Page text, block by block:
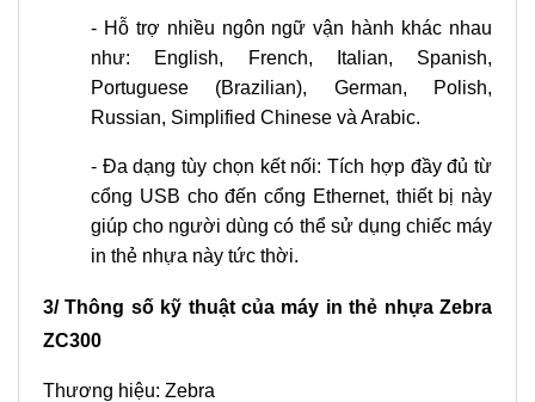
- Hỗ trợ nhiều ngôn ngữ vận hành khác nhau
như: English, French, Italian, Spanish,
Portuguese (Brazilian), German, Polish,
Russian, Simplified Chinese và Arabic.
- Đa dạng tùy chọn kết nối: Tích hợp đầy đủ từ
cổng USB cho đến cổng Ethernet, thiết bị này
giúp cho người dùng có thể sử dụng chiếc máy
in thẻ nhựa này tức thời.
3/ Thông số kỹ thuật của máy in thẻ nhựa Zebra
ZC300
Thương hiệu: Zebra